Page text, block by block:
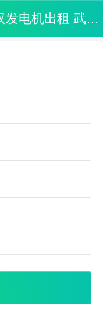
武汉发电机租赁 武汉发电机出租 武汉鑫国民柴油发电机组销售服务有限公司